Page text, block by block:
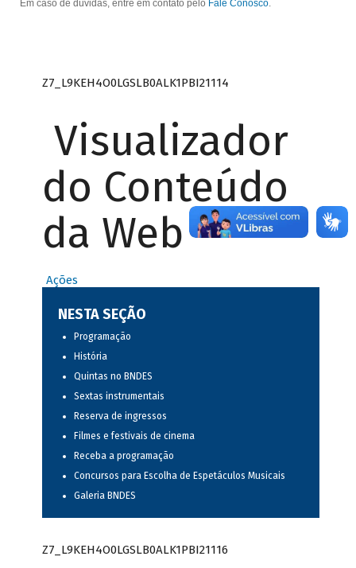
Em caso de dúvidas, entre em contato pelo Fale Conosco.
Z7_L9KEH4O0LGSLB0ALK1PBI21114
Visualizador
do Conteúdo
da Web
Ações
NESTA SEÇÃO
Programação
História
Quintas no BNDES
Sextas instrumentais
Reserva de ingressos
Filmes e festivais de cinema
Receba a programação
Concursos para Escolha de Espetáculos Musicais
Galeria BNDES
Z7_L9KEH4O0LGSLB0ALK1PBI21116